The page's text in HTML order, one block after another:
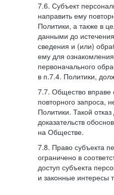
7.6. Субъект
направить ему
Политики, а также в
данными до
сведения и (или)
ему для
первоначального
в п.7.4. Политики,
7.7. Общество вправе
повторного запроса,
Политики. Такой
доказательств
на Обществе.
7.8. Право субъекта
ограничено в
доступ субъекта
и законные интересы